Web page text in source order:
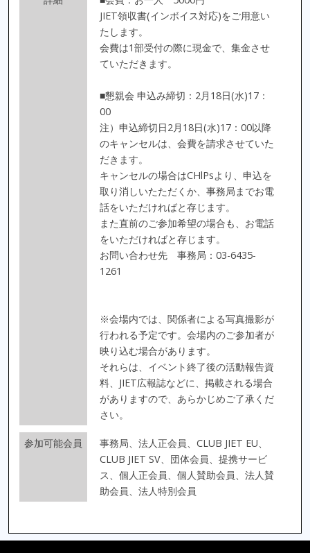
JIET領収書(インボイス対応)をご用意い
たします。
会費は1部受付の際に現金で、集金させ
ていただきます。
■懇親会 申込み締切：2月18日(水)17：
00
注）申込締切日2月18日(水)17：00以降
のキャンセルは、会費を請求させていた
だきます。
キャンセルの場合はCHlPsより、申込を
取り消しいたただくか、事務局までお電
話をいただければと存じます。
また直前のご参加希望の場合も、お電話
をいただければと存じます。
お問い合わせ先 事務局：03-6435-
1261
※会場内では、関係者による写真撮影が
行われる予定です。会場内のご参加者が
映り込む場合があります。
それらは、イベント終了後の活動報告資
料、JIET広報誌などに、掲載される場合
がありますので、あらかじめご了承くだ
さい。
参加可能会員
事務局、法人正会員、CLUB JIET EU、
CLUB JIET SV、団体会員、提携サービ
ス、個人正会員、個人賛助会員、法人賛
助会員、法人特別会員